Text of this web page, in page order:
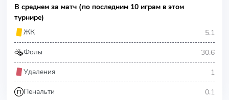
В среднем за матч (по последним 10 играм в этом
турнире)
ЖК
5.1
Фолы 30.6
Удаления 1
Пенальти 0.1